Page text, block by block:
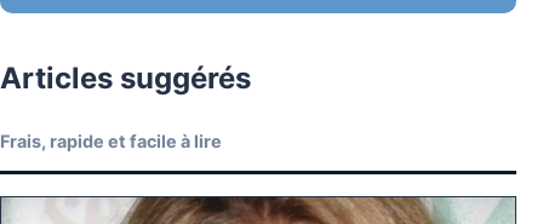
Articles suggérés
Frais, rapide et facile à lire